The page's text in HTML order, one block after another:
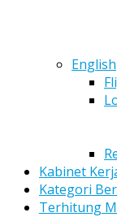
English
Kabinet
Kategori
Terhitung